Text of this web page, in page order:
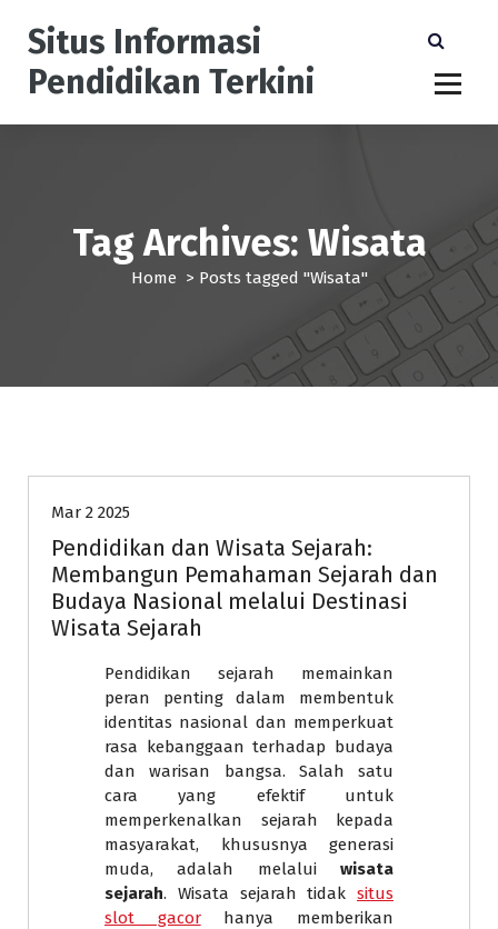
Situs Informasi
Pendidikan Terkini
Tag Archives: Wisata
Home > Posts tagged "Wisata"
Mar 2 2025
Pendidikan dan Wisata Sejarah:
Membangun Pemahaman Sejarah dan
Budaya Nasional melalui Destinasi
Wisata Sejarah
Pendidikan sejarah memainkan
peran penting dalam membentuk
identitas nasional dan memperkuat
rasa kebanggaan terhadap budaya
dan warisan bangsa. Salah satu
cara yang efektif untuk
memperkenalkan sejarah kepada
masyarakat, khususnya generasi
muda, adalah melalui wisata
sejarah. Wisata sejarah tidak situs
slot gacorhanya memberikan